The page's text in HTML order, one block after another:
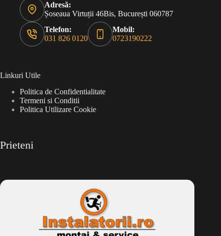
Adresă:
Șoseaua Virtuții 46Bis, București 060787
Telefon:
031 826 0120
Mobil:
0723190222
Linkuri Utile
Politica de Confidentialitate
Termeni si Conditii
Politica Utilizare Cookie
Prieteni